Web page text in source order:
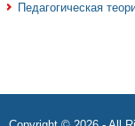
Педагогическая